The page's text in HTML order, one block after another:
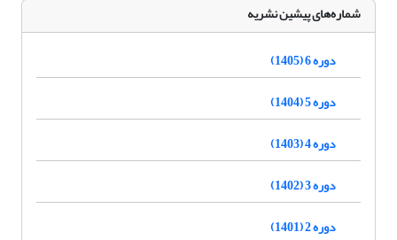
شماره‌های پیشین نشریه
دوره 6 (1405)
دوره 5 (1404)
دوره 4 (1403)
دوره 3 (1402)
دوره 2 (1401)